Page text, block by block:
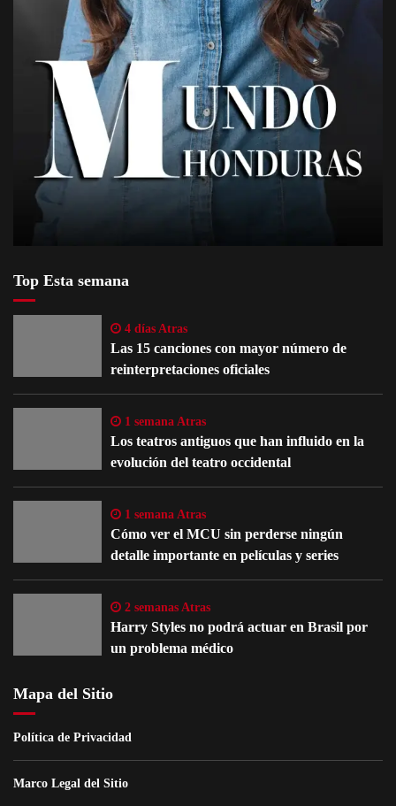
Top Esta semana
4 días Atras
Las 15 canciones con mayor número de
reinterpretaciones oficiales
1 semana Atras
Los teatros antiguos que han influido en la
evolución del teatro occidental
1 semana Atras
Cómo ver el MCU sin perderse ningún
detalle importante en películas y series
2 semanas Atras
Harry Styles no podrá actuar en Brasil por
un problema médico
Mapa del Sitio
Política de Privacidad
Marco Legal del Sitio